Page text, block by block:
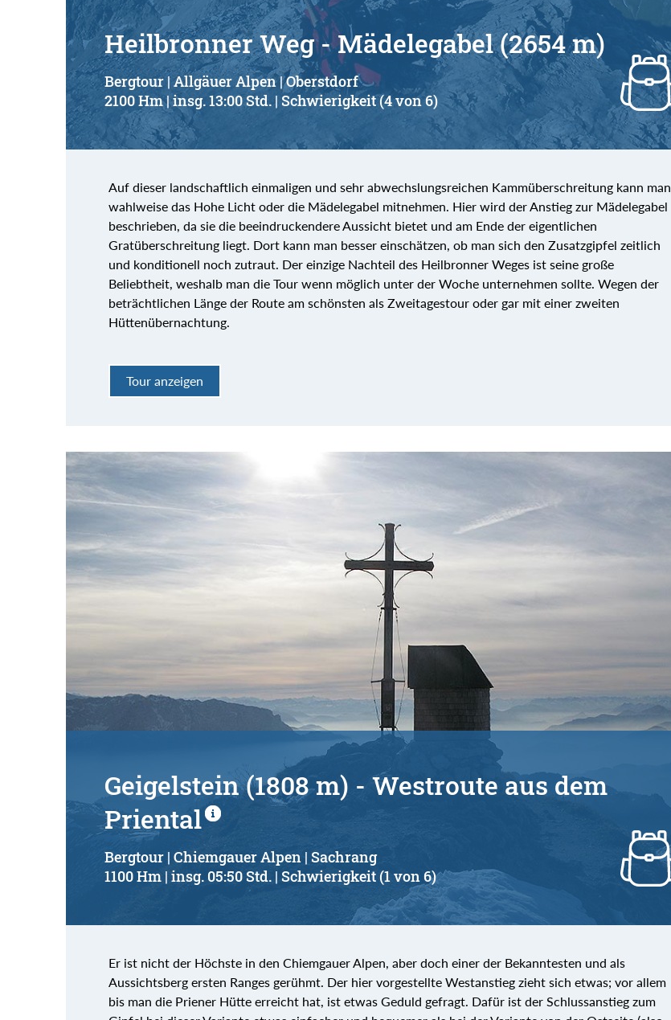
Heilbronner Weg - Mädelegabel (2654 m)
Bergtour | Allgäuer Alpen | Oberstdorf
2100 Hm | insg. 13:00 Std. | Schwierigkeit (4 von 6)
Auf dieser landschaftlich einmaligen und sehr abwechslungsreichen Kammüberschreitung kann man
wahlweise das Hohe Licht oder die Mädelegabel mitnehmen. Hier wird der Anstieg zur Mädelegabel
beschrieben, da sie die beeindruckendere Aussicht bietet und am Ende der eigentlichen
Gratüberschreitung liegt. Dort kann man besser einschätzen, ob man sich den Zusatzgipfel zeitlich
und konditionell noch zutraut. Der einzige Nachteil des Heilbronner Weges ist seine große
Beliebtheit, weshalb man die Tour wenn möglich unter der Woche unternehmen sollte. Wegen der
beträchtlichen Länge der Route am schönsten als Zweitagestour oder gar mit einer zweiten
Hüttenübernachtung.
Tour anzeigen
Geigelstein (1808 m) - Westroute aus dem
Priental
Bergtour | Chiemgauer Alpen | Sachrang
1100 Hm | insg. 05:50 Std. | Schwierigkeit (1 von 6)
Er ist nicht der Höchste in den Chiemgauer Alpen, aber doch einer der Bekanntesten und als
Aussichtsberg ersten Ranges gerühmt. Der hier vorgestellte Westanstieg zieht sich etwas; vor allem
bis man die Priener Hütte erreicht hat, ist etwas Geduld gefragt. Dafür ist der Schlussanstieg zum